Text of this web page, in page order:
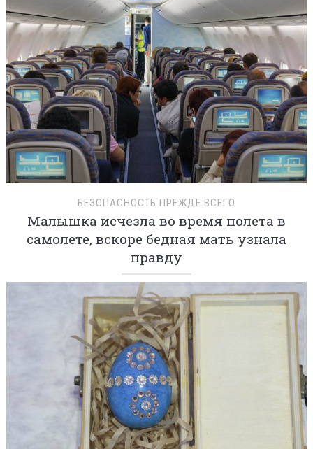
БЕЗОПАСНОСТЬ ПРЕЖДЕ ВСЕГО
Малышка исчезла во время полета в
самолете, вскоре бедная мать узнала
правду